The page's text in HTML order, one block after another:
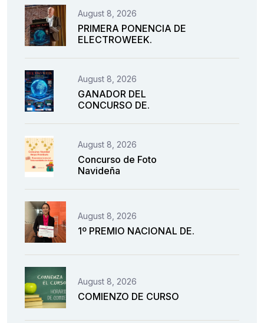
August 8, 2026
PRIMERA PONENCIA DE
ELECTROWEEK.
August 8, 2026
GANADOR DEL
CONCURSO DE.
August 8, 2026
Concurso de Foto
Navideña
August 8, 2026
1º PREMIO NACIONAL DE.
August 8, 2026
COMIENZO DE CURSO